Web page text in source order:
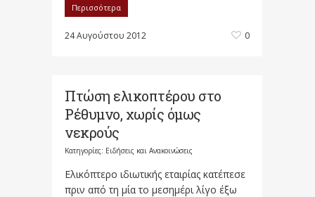
Περισσότερα
24 Αυγούστου 2012 0
Πτώση ελικοπτέρου στο
Ρέθυμνο, χωρίς όμως
νεκρούς
Κατηγορίες: Ειδήσεις και Ανακοινώσεις
Ελικόπτερο ιδιωτικής εταιρίας κατέπεσε
πριν από τη μία το μεσημέρι λίγο έξω